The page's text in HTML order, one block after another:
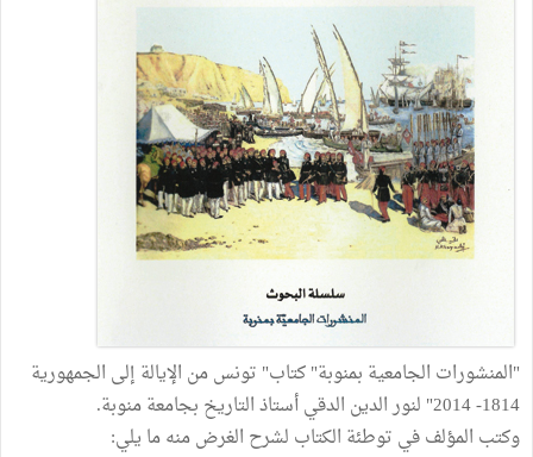
"المنشورات الجامعية بمنوبة" كتاب" تونس من الإيالة إلى الجمهورية
1814- 2014" لنور الدين الدقي أستاذ التاريخ بجامعة منوبة.
وكتب المؤلف في توطئة الكتاب لشرح الغرض منه ما يلي: